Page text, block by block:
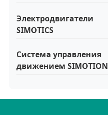
Электродвигатели
SIMOTICS
Система управления
движением SIMOTION